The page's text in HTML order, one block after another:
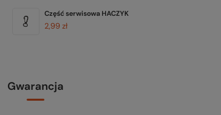
Część serwisowa HACZYK
2,99 zł
Gwarancja